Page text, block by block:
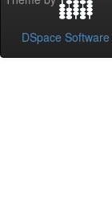
DSpace Software